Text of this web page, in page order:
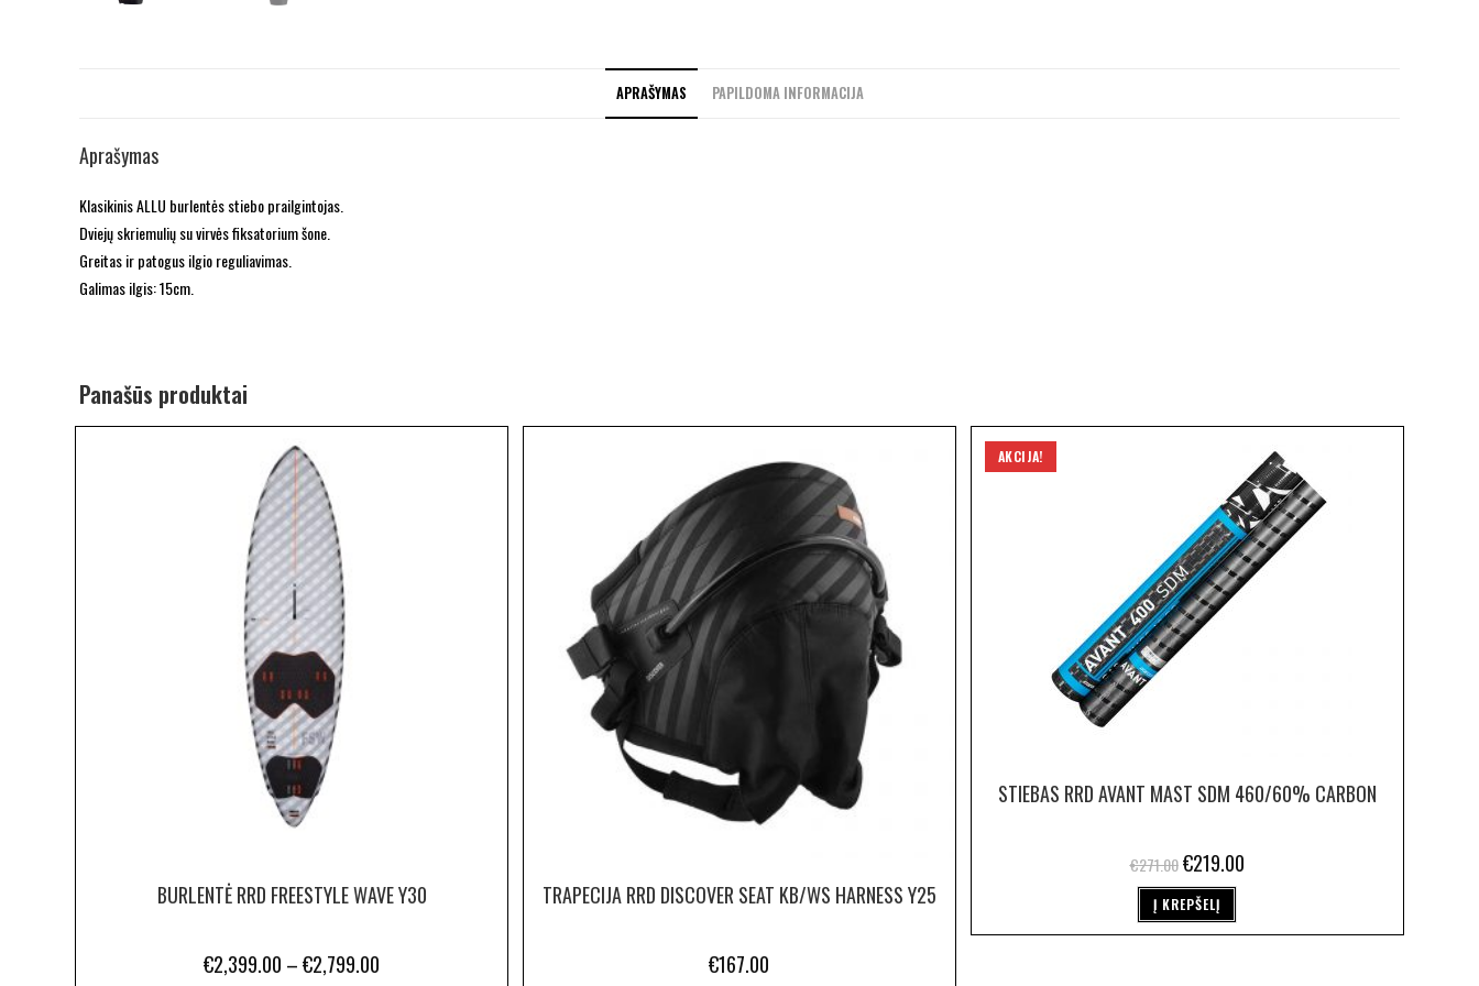
APRAŠYMAS PAPILDOMA INFORMACIJA
Aprašymas
Klasikinis ALLU burlentės stiebo prailgintojas.
Dviejų skriemulių su virvės fiksatorium šone.
Greitas ir patogus ilgio reguliavimas.
Galimas ilgis: 15cm.
Panašūs produktai
BURLENTĖ RRD FREESTYLE WAVE Y30
€2,399.00 –€2,799.00
TRAPECIJA RRD DISCOVER SEAT KB/WS HARNESS Y25
€167.00
AKCIJA!
STIEBAS RRD AVANT MAST SDM 460/60% CARBON
€271.00 €219.00
Į KREPŠELĮ